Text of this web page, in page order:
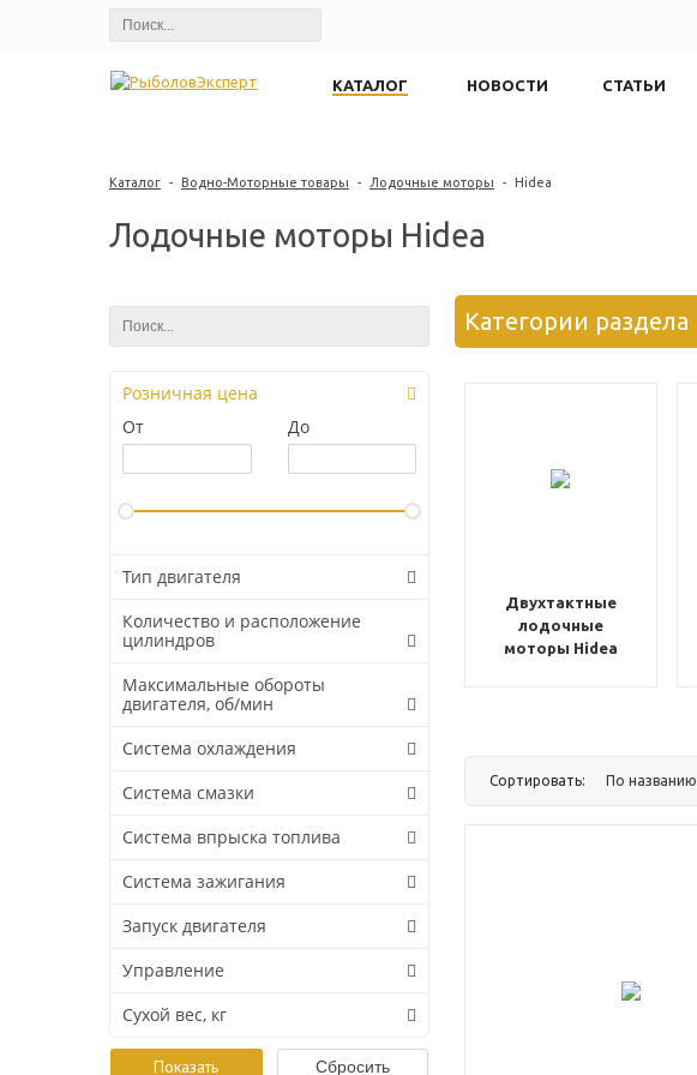
КАТАЛОГ НОВОСТИ СТАТЬИ
Каталог - Водно-Моторные товары - Лодочные моторы - Hidea
Лодочные моторы Hidea
Розничная цена
От
До
Тип двигателя
Количество и расположение
цилиндров
Максимальные обороты
двигателя, об/мин
Система охлаждения
Система смазки
Система впрыска топлива
Система зажигания
Запуск двигателя
Управление
Сухой вес, кг
Категории раздела
Двухтактные
лодочные
моторы Hidea
Сортировать: По названию